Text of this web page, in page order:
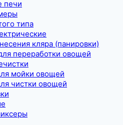
печи
типа
кляра (панировки)
переработки овощей
мойки овощей
чистки овощей